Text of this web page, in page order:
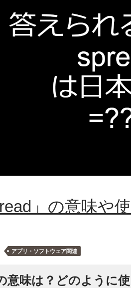
」の意味や
アプリ・ソフトウェア関連
意味は？どのように